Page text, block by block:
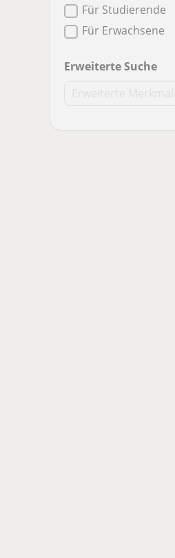
Für Studierende
Für Erwachsene
Erweiterte Suche